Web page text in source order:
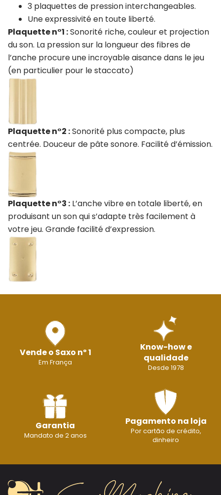
3 plaquettes de pression interchangeables.
Une expressivité en toute liberté.
Plaquette n°1 :Sonorité riche, couleur et projection
du son. La pression sur la longueur des fibres de
l’anche procure une incroyable aisance dans le jeu
(en particulier pour le staccato)
Plaquette n°2 :Sonorité plus compacte, plus
centrée. Douceur de pâte sonore. Facilité d’émission.
Plaquette n°3 : L’anche vibre en totale liberté, en
produisant un son qui s’adapte très facilement à
votre jeu. Grande facilité d’expression.
Vende o Saxo nº 1
Em França
Know-how e
qualidade
Desde 1978
Garantia
Mandato de 2 anos
Pagamento na loja
Por cartão de crédito,
dinheiro